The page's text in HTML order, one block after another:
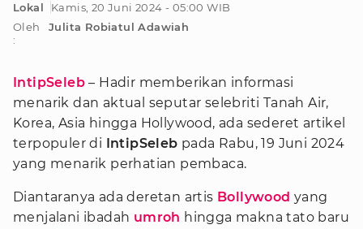
Lokal
Kamis, 20 Juni 2024 - 05:00 WIB
Oleh
:
Julita Robiatul Adawiah
IntipSeleb – Hadir memberikan informasi
menarik dan aktual seputar selebriti Tanah Air,
Korea, Asia hingga Hollywood, ada sederet artikel
terpopuler di IntipSeleb pada Rabu, 19 Juni 2024
yang menarik perhatian pembaca.
Diantaranya ada deretan artis Bollywood yang
menjalani ibadah umroh hingga makna tato baru